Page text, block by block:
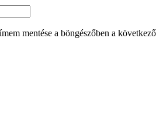
mentése a böngészőben a